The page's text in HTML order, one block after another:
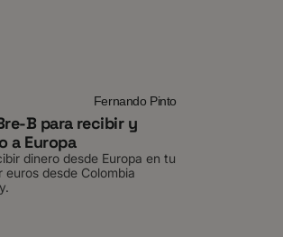
Fernando Pinto
B para recibir y
a Europa
dinero desde Europa en tu
euros desde Colombia